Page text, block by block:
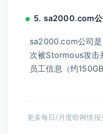
5. sa2000.com公
sa2000.com公司
次被Stormous攻击
员工信息（约
更多每日/月度暗网情报